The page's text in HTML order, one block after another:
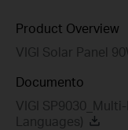
Product Overview
VIGI Solar Panel
Documento
VIGI
Languages)